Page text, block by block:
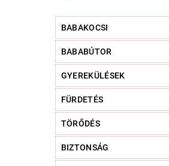
DOGSPACE
TÖRZSVÁSÁRLÓI PROGRAM
BABAKOCSI
BABABÚTOR
GYEREKÜLÉSEK
FÜRDETÉS
TÖRŐDÉS
BIZTONSÁG